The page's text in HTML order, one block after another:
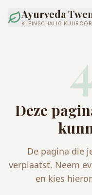
Ayurveda
KLEINSCHALIG
Deze
De pagina die
verplaatst. Neem
en kies